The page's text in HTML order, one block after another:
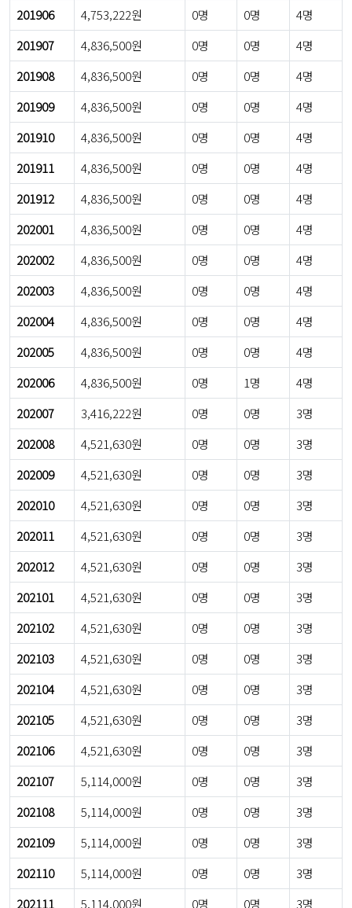
201906
4,753,222원 0명 0명
4명
201907
4,836,500원 0명 0명
4명
201908
4,836,500원 0명 0명
4명
201909
4,836,500원 0명 0명
4명
201910
4,836,500원 0명 0명
4명
201911
4,836,500원 0명 0명
4명
201912
4,836,500원 0명 0명
4명
202001
4,836,500원 0명 0명
4명
202002
4,836,500원 0명 0명
4명
202003
4,836,500원 0명 0명
4명
202004
4,836,500원 0명 0명
4명
202005
4,836,500원 0명 0명
4명
202006
4,836,500원 0명 1명
4명
202007
3,416,222원 0명 0명
3명
202008
4,521,630원 0명 0명
3명
202009
4,521,630원 0명 0명
3명
202010
4,521,630원 0명 0명
3명
202011
4,521,630원 0명 0명
3명
202012
4,521,630원 0명 0명
3명
202101
4,521,630원 0명 0명
3명
202102
4,521,630원 0명 0명
3명
202103
4,521,630원 0명 0명
3명
202104
4,521,630원 0명 0명
3명
202105
4,521,630원 0명 0명
3명
202106
4,521,630원 0명 0명
3명
202107
5,114,000원 0명 0명
3명
202108
5,114,000원 0명 0명
3명
202109
5,114,000원 0명 0명
3명
202110
5,114,000원 0명 0명
3명
202111
5,114,000원 0명 0명 3명